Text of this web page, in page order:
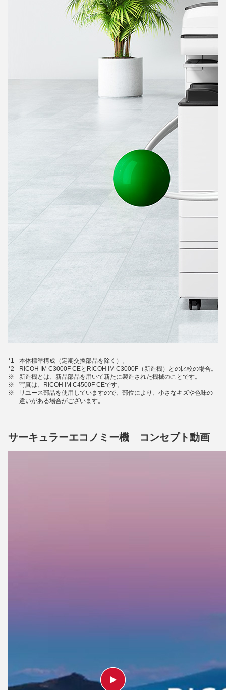
*1
本体標準構成（定期交換部品を除く）。
*2
RICOH IM C3000F CEとRICOH IM C3000F（新造機）との比較の場合。
※
新造機とは、新品部品を用いて新たに製造された機械のことです。
※
写真は、RICOH IM C4500F CEです。
※
リユース部品を使用していますので、部位により、小さなキズや色味の
違いがある場合がございます。
サーキュラーエコノミー機 コンセプト動画